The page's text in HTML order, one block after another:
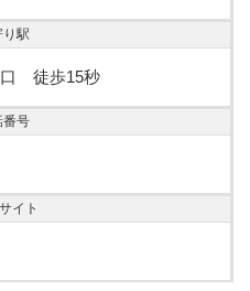
り駅
口 徒歩15秒
番号
イト